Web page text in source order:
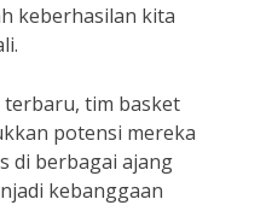
keberhasilan kita
tim basket
potensi mereka
di berbagai ajang
kebanggaan